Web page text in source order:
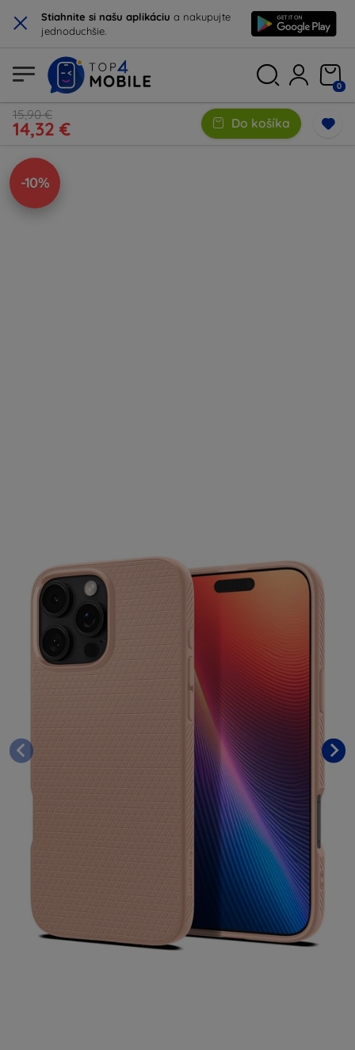
× Stiahnite si našu aplikáciu a nakupujte
jednoduchšie.
0
15,90 €
14,32 € Do košíka
-10%